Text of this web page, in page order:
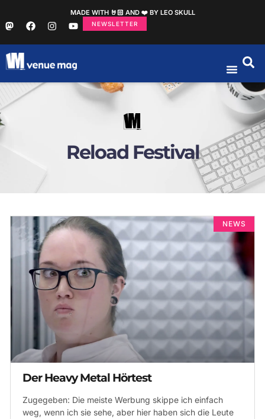
MADE WITH 🤘🏻 AND ❤️ BY LEO SKULL
NEWSLETTER
Reload Festival
NEWS
Der Heavy Metal Hörtest
Zugegeben: Die meiste Werbung skippe ich einfach
weg, wenn ich sie sehe, aber hier haben sich die Leute